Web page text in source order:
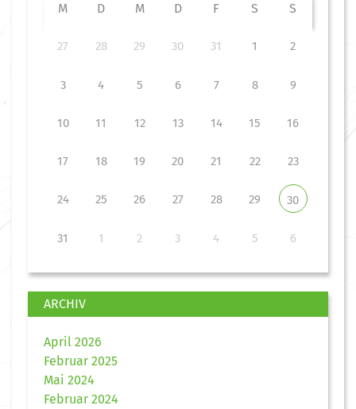
M D M D F S S
27 28 29 30 31 1 2
3 4 5 6 7 8 9
10 11 12 13 14 15 16
17 18 19 20 21 22 23
24 25 26 27 28 29 30
31 1 2 3 4 5 6
ARCHIV
April 2026
Februar 2025
Mai 2024
Februar 2024